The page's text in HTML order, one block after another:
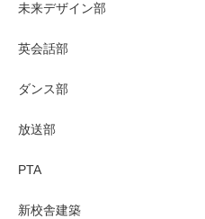
未来デザイン部
英会話部
ダンス部
放送部
PTA
新校舎建築